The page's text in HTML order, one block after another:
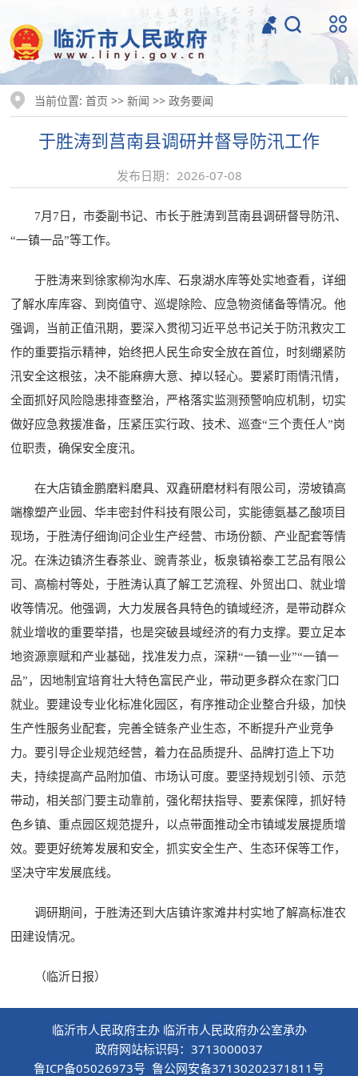
当前位置:首页 >>新闻 >>政务要闻
于胜涛到莒南县调研并督导防汛工作
发布日期：2026-07-08
7月7日，市委副书记、市长于胜涛到莒南县调研督导防汛、
“一镇一品”等工作。
于胜涛来到徐家柳沟水库、石泉湖水库等处实地查看，详细
了解水库库容、到岗值守、巡堤除险、应急物资储备等情况。他
强调，当前正值汛期，要深入贯彻习近平总书记关于防汛救灾工
作的重要指示精神，始终把人民生命安全放在首位，时刻绷紧防
汛安全这根弦，决不能麻痹大意、掉以轻心。要紧盯雨情汛情，
全面抓好风险隐患排查整治，严格落实监测预警响应机制，切实
做好应急救援准备，压紧压实行政、技术、巡查“三个责任人”岗
位职责，确保安全度汛。
在大店镇金鹏磨料磨具、双鑫研磨材料有限公司，涝坡镇高
端橡塑产业园、华丰密封件科技有限公司，实能德氨基乙酸项目
现场，于胜涛仔细询问企业生产经营、市场份额、产业配套等情
况。在洙边镇济生春茶业、豌青茶业，板泉镇裕泰工艺品有限公
司、高榆村等处，于胜涛认真了解工艺流程、外贸出口、就业增
收等情况。他强调，大力发展各具特色的镇域经济，是带动群众
就业增收的重要举措，也是突破县域经济的有力支撑。要立足本
地资源禀赋和产业基础，找准发力点，深耕“一镇一业”“一镇一
品”，因地制宜培育壮大特色富民产业，带动更多群众在家门口
就业。要建设专业化标准化园区，有序推动企业整合升级，加快
生产性服务业配套，完善全链条产业生态，不断提升产业竞争
力。要引导企业规范经营，着力在品质提升、品牌打造上下功
夫，持续提高产品附加值、市场认可度。要坚持规划引领、示范
带动，相关部门要主动靠前，强化帮扶指导、要素保障，抓好特
色乡镇、重点园区规范提升，以点带面推动全市镇域发展提质增
效。要更好统筹发展和安全，抓实安全生产、生态环保等工作，
坚决守牢发展底线。
调研期间，于胜涛还到大店镇许家滩井村实地了解高标准农
田建设情况。
（临沂日报）
临沂市人民政府主办 临沂市人民政府办公室承办
政府网站标识码：3713000037
鲁ICP备05026973号 鲁公网安备37130202371811号